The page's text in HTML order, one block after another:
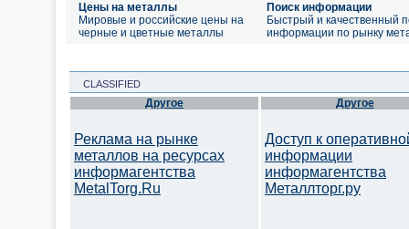
Цены на металлы
Мировые и российские цены на
черные и цветные металлы
Поиск информации
Быстрый и качественный
информации по рынку
CLASSIFIED
Другое
Реклама на рынке
металлов на ресурсах
информагентства
MetalTorg.Ru
Другое
Доступ к
информации
информагентства
Металлторг.ру